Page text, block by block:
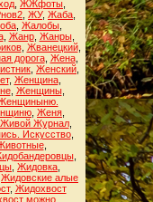
ЖЖфоты
ЖУ, Жаба
Жалобы
, Жанр, Жанры,
, Жванецкий,
дорога, Жена,
Женский
, Женщина,
, Женщины,
Женя
Живой Журнал,
Искусство,
,
,
Жидовка
Жидовские алые
, Жидохвост
можно,